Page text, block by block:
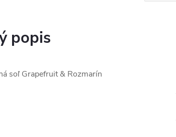
popis
soľ Grapefruit & Rozmarín